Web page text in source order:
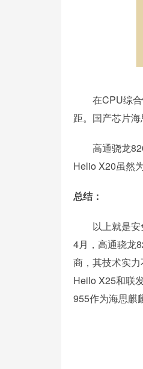
在CPU综合
距。国产芯片
高通骁龙820
Helio X20虽然
总结：
以上就是安
4月，高通骁龙
商，其技术实
Heilo X25和联
955作为海思麒